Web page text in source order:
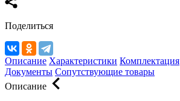
Поделиться
Описание Характеристики Комплектация
Документы Сопутствующие товары
Описание